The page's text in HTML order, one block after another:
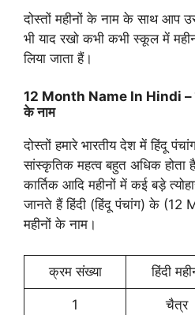
दोस्तों महीनों के नाम के साथ आप
भी याद रखो कभी कभी स्कूल में
लिया जाता हैं।
12 Month Name In Hindi –
के नाम
दोस्तों हमारे भारतीय देश में हिंदू
सांस्कृतिक महत्व बहुत अधिक
कार्तिक आदि महीनों में कई बड़े
जानते हैं हिंदी (हिंदू पंचांग) के
महीनों के नाम।
क्रम संख्या हिंदी
1 चैत्र